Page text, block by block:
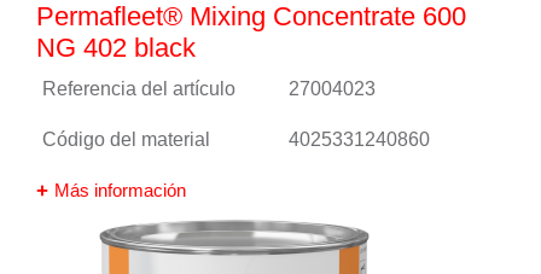
Permafleet® Mixing Concentrate 600
NG 402 black
Referencia del artículo 27004023
Código del material 4025331240860
Más información